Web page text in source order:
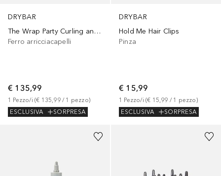
DRYBAR
The Wrap Party Curling and Styling Iron
Ferro arricciacapelli
€ 135,99
1 Pezzo/i (€ 135,99 / 1 pezzo)
ESCLUSIVA
SORPRESA
DRYBAR
Hold Me Hair Clips
Pinza
€ 15,99
1 Pezzo/i (€ 15,99 / 1 pezzo)
ESCLUSIVA
SORPRESA